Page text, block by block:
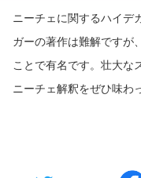
ニーチェに関するハイデ
ガーの著作は難解ですが
ことで有名です。壮大な
ニーチェ解釈をぜひ味わ